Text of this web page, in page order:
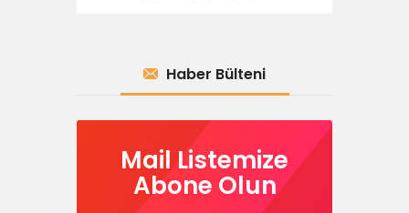
Haber Bülteni
Mail Listemize
Abone Olun